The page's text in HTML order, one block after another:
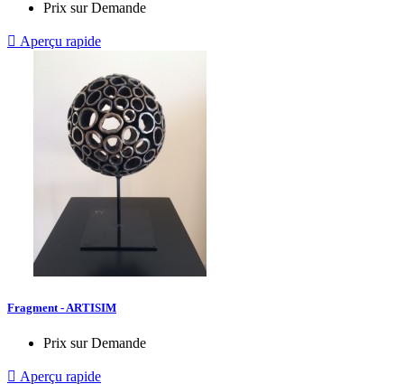
Prix sur Demande
 Aperçu rapide
Fragment - ARTISIM
Prix sur Demande
 Aperçu rapide